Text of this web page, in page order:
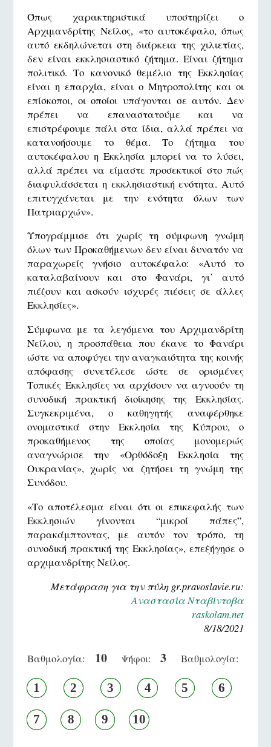
Όπως χαρακτηριστικά υποστηρίζει ο
Αρχιμανδρίτης Νείλος, «το αυτοκέφαλο, όπως
αυτό εκδηλώνεται στη διάρκεια της χιλιετίας,
δεν είναι εκκλησιαστικό ζήτημα. Είναι ζήτημα
πολιτικό. Το κανονικό θεμέλιο της Εκκλησίας
είναι η επαρχία, είναι ο Μητροπολίτης και οι
επίσκοποι, οι οποίοι υπάγονται σε αυτόν. Δεν
πρέπει να επαναστατούμε και να
επιστρέφουμε πάλι στα ίδια, αλλά πρέπει να
κατανοήσουμε το θέμα. Το ζήτημα του
αυτοκέφαλου η Εκκλησία μπορεί να το λύσει,
αλλά πρέπει να είμαστε προσεκτικοί στο πώς
διαφυλάσσεται η εκκλησιαστική ενότητα. Αυτό
επιτυγχάνεται με την ενότητα όλων των
Πατριαρχών».
Υπογράμμισε ότι χωρίς τη σύμφωνη γνώμη
όλων των Προκαθήμενων δεν είναι δυνατόν να
παραχωρείς γνήσιο αυτοκέφαλο: «Αυτό το
καταλαβαίνουν και στο Φανάρι, γι΄ αυτό
πιέζουν και ασκούν ισχυρές πιέσεις σε άλλες
Εκκλησίες».
Σύμφωνα με τα λεγόμενα του Αρχιμανδρίτη
Νείλου, η προσπάθεια που έκανε το Φανάρι
ώστε να αποφύγει την αναγκαιότητα της κοινής
απόφασης συνετέλεσε ώστε σε ορισμένες
Τοπικές Εκκλησίες να αρχίσουν να αγνοούν τη
συνοδική πρακτική διοίκησης της Εκκλησίας.
Συγκεκριμένα, ο καθηγητής αναφέρθηκε
ονομαστικά στην Εκκλησία της Κύπρου, ο
προκαθήμενος της οποίας μονομερώς
αναγνώρισε την «Ορθόδοξη Εκκλησία της
Ουκρανίας», χωρίς να ζητήσει τη γνώμη της
Συνόδου.
«Το αποτέλεσμα είναι ότι οι επικεφαλής των
Εκκλησιών γίνονται “μικροί πάπες”,
παρακάμπτοντας, με αυτόν τον τρόπο, τη
συνοδική πρακτική της Εκκλησίας», επεξήγησε ο
αρχιμανδρίτης Νείλος.
Μετάφραση για την πύλη gr.pravoslavie.ru:
Αναστασία Νταβίντοβα
raskolam.net
8/18/2021
Βαθμολογία: 10 Ψήφοι: 3 Βαθμολογία:
1 2 3 4 5 6
7 8 9 10